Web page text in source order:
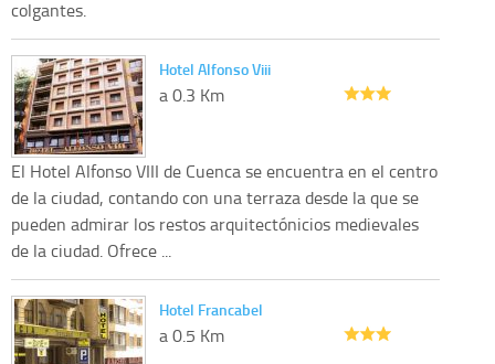
colgantes.
Hotel Alfonso Viii
a 0.3 Km
El Hotel Alfonso VIII de Cuenca se encuentra en el centro
de la ciudad, contando con una terraza desde la que se
pueden admirar los restos arquitectónicios medievales
de la ciudad. Ofrece ...
Hotel Francabel
a 0.5 Km